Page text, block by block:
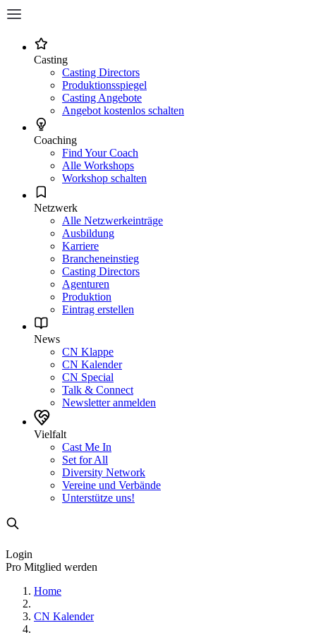
Casting
Casting Directors
Produktionsspiegel
Casting Angebote
Angebot kostenlos schalten
Coaching
Find Your Coach
Alle Workshops
Workshop schalten
Netzwerk
Alle Netzwerkeinträge
Ausbildung
Karriere
Brancheneinstieg
Casting Directors
Agenturen
Produktion
Eintrag erstellen
News
CN Klappe
CN Kalender
CN Special
Talk & Connect
Newsletter anmelden
Vielfalt
Cast Me In
Set for All
Diversity Network
Vereine und Verbände
Unterstütze uns!
Login
Pro Mitglied werden
Home
CN Kalender